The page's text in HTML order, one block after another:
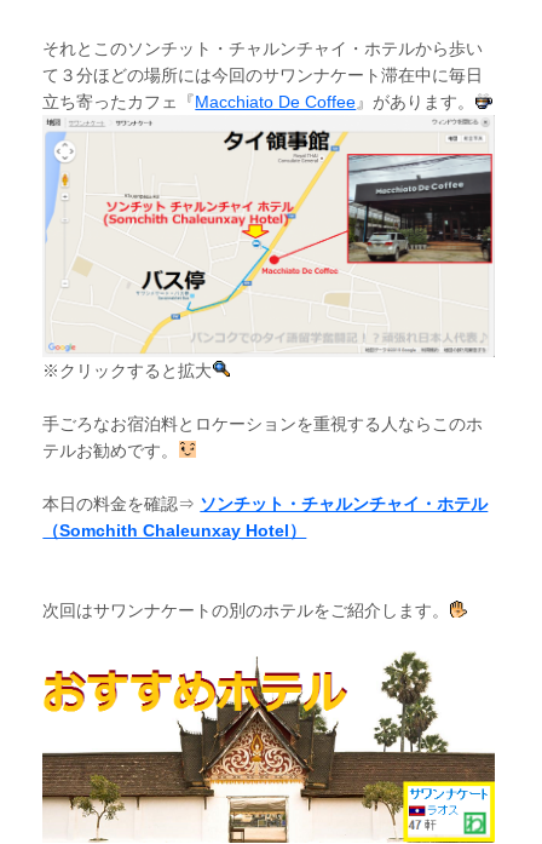
それとこのソンチット・チャルンチャイ・ホテルから歩い
て３分ほどの場所には今回のサワンナケート滞在中に毎日
立ち寄ったカフェ『Macchiato De Coffee』があります。
※クリックすると拡大
手ごろなお宿泊料とロケーションを重視する人ならこのホ
テルお勧めです。
本日の料金を確認⇒ ソンチット・チャルンチャイ・ホテル
（Somchith Chaleunxay Hotel）
次回はサワンナケートの別のホテルをご紹介します。